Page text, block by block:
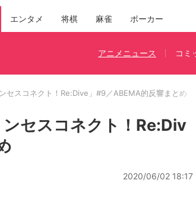
エンタメ 将棋 麻雀 ポーカー
アニメニュース コミ
セスコネクト！Re:Dive」#9／ABEMA的反響まとめ
セスコネクト！Re:Div
2020/06/02 18:17